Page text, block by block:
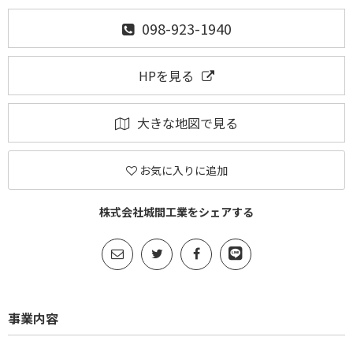
098-923-1940
HPを見る
大きな地図で見る
お気に入りに追加
株式会社城間工業をシェアする
事業内容